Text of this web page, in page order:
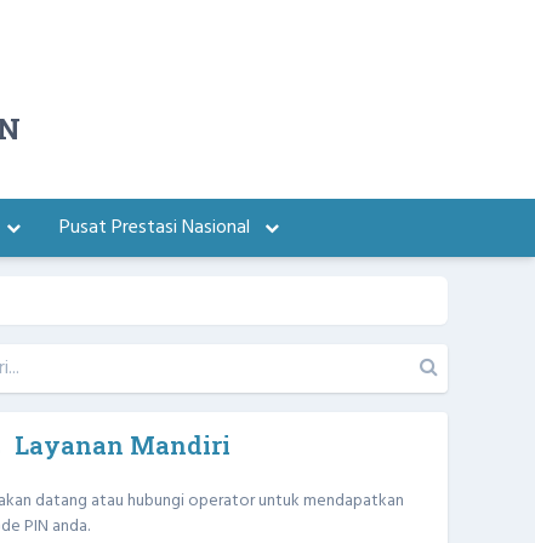
Pusat Prestasi Nasional
Layanan Mandiri
datang atau hubungi operator untuk mendapatkan
PIN anda.